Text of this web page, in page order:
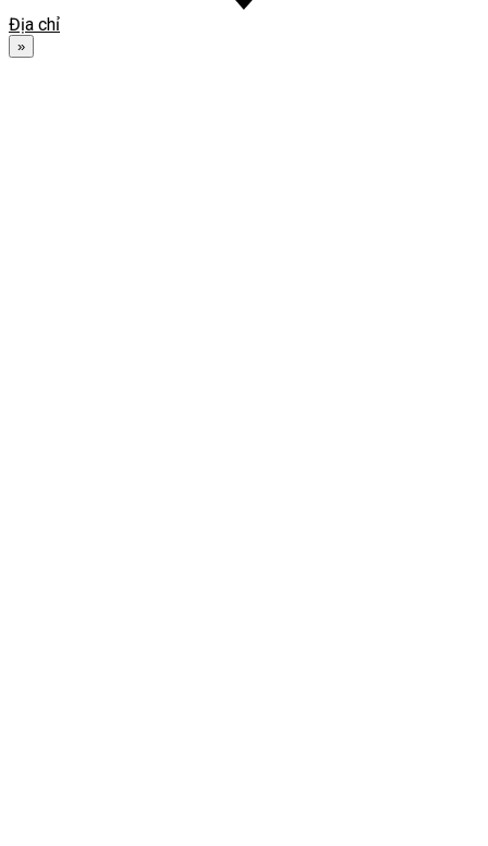
Địa chỉ
»